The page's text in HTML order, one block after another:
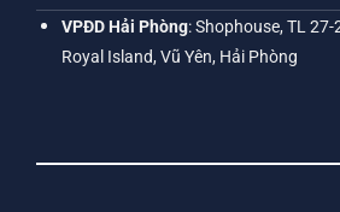
VPĐD Hải Phòng: Shophouse, TL
Royal Island, Vũ Yên, Hải Phòng